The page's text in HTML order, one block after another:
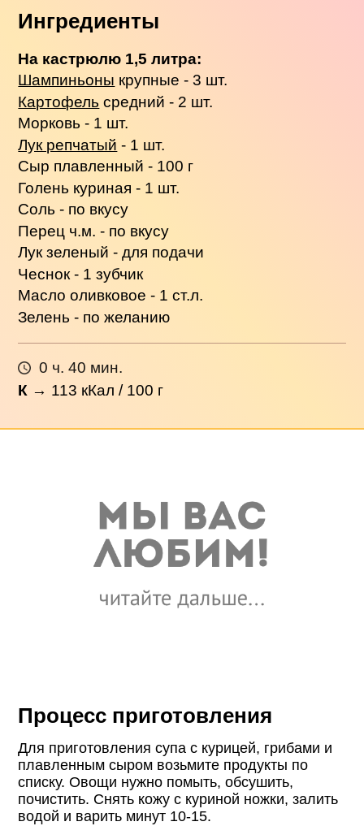
Ингредиенты
На кастрюлю 1,5 литра:
Шампиньоны крупные - 3 шт.
Картофель средний - 2 шт.
Морковь - 1 шт.
Лук репчатый - 1 шт.
Сыр плавленный - 100 г
Голень куриная - 1 шт.
Соль - по вкусу
Перец ч.м. - по вкусу
Лук зеленый - для подачи
Чеснок - 1 зубчик
Масло оливковое - 1 ст.л.
Зелень - по желанию
0 ч. 40 мин.
К → 113 кКал / 100 г
Процесс приготовления
Для приготовления супа с курицей, грибами и
плавленным сыром возьмите продукты по
списку. Овощи нужно помыть, обсушить,
почистить. Снять кожу с куриной ножки, залить
водой и варить минут 10-15.